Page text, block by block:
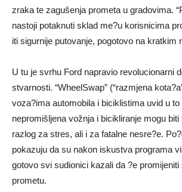
zraka te zagušenja prometa u gradovima.
nastoji potaknuti sklad me?u korisnicima
iti sigurnije putovanje, pogotovo na kratkim
U tu je svrhu Ford napravio revolucionarni
stvarnosti. “WheelSwap” (“razmjena
voza?ima automobila i biciklistima uvid u
nepromišljena vožnja i bicikliranje mogu
razlog za stres, ali i za fatalne nesre?e.
pokazuju da su nakon iskustva programa
gotovo svi sudionici kazali da ?e
prometu.